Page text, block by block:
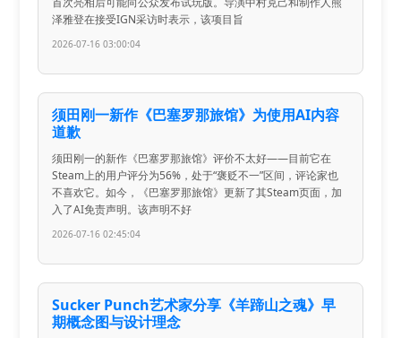
泽雅登在接受IGN采访时表示，该项目旨
2026-07-16 03:00:04
须田刚一新作《巴塞罗那旅馆》为使用AI内容
道歉
须田刚一的新作《巴塞罗那旅馆》评价不太好——目前它在
Steam上的用户评分为56%，处于“褒贬不一”区间，评论家也
不喜欢它。如今，《巴塞罗那旅馆》更新了其Steam页面，加
入了AI免责声明。该声明不好
2026-07-16 02:45:04
Sucker Punch艺术家分享《羊蹄山之魂》早
期概念图与设计理念